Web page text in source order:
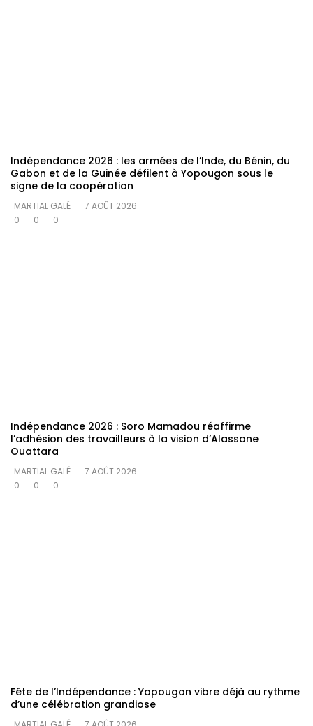
Indépendance 2026 : les armées de l’Inde, du Bénin, du
Gabon et de la Guinée défilent à Yopougon sous le
signe de la coopération
MARTIAL GALÉ
7 AOÛT 2026
0
0 0
Indépendance 2026 : Soro Mamadou réaffirme
l’adhésion des travailleurs à la vision d’Alassane
Ouattara
MARTIAL GALÉ
7 AOÛT 2026
0
0 0
Fête de l’Indépendance : Yopougon vibre déjà au rythme
d’une célébration grandiose